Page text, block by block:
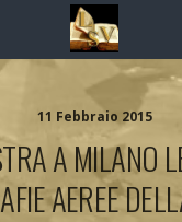
11 Febbraio 2015
A MILANO
AEREE